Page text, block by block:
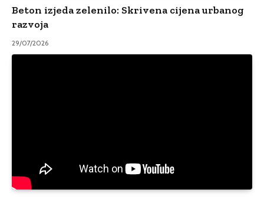
Beton izjeda zelenilo: Skrivena cijena urbanog
razvoja
29/07/2026